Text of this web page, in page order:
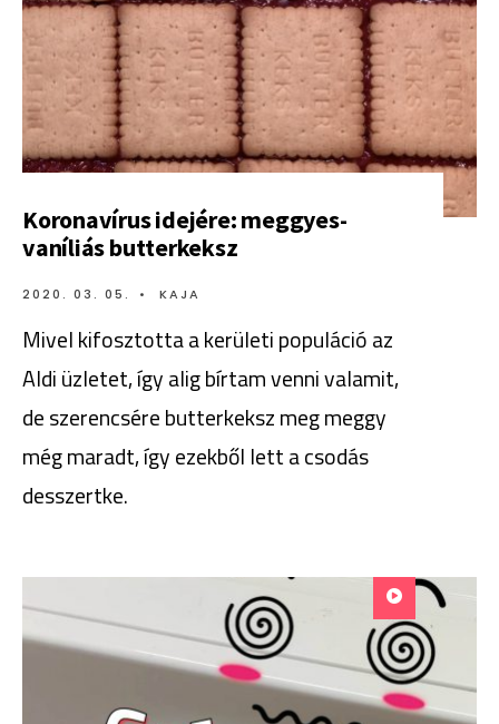
Koronavírus idejére: meggyes-
vaníliás butterkeksz
2020. 03. 05. • KAJA
Mivel kifosztotta a kerületi populáció az
Aldi üzletet, így alig bírtam venni valamit,
de szerencsére butterkeksz meg meggy
még maradt, így ezekből lett a csodás
desszertke.